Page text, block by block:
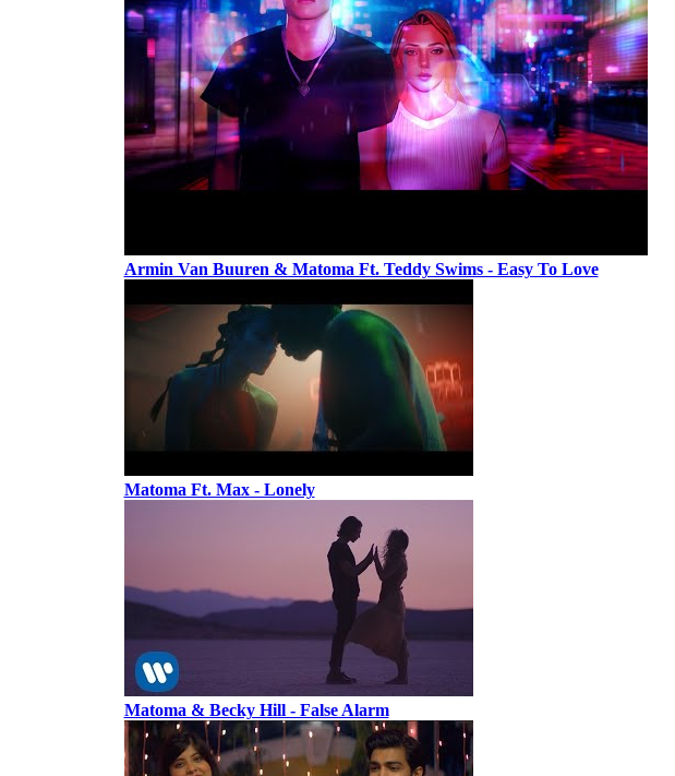
Armin Van Buuren & Matoma Ft. Teddy Swims - Easy To Love
Matoma Ft. Max - Lonely
Matoma & Becky Hill - False Alarm